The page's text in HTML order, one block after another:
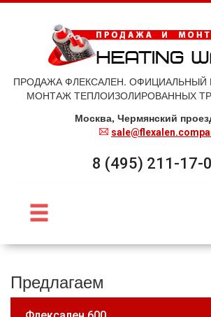
ПРОДАЖА ФЛЕКСАЛЕН. ОФИЦИАЛЬНЫЙ
МОНТАЖ ТЕПЛОИЗОЛИРОВАННЫХ
Москва, Чермянский
8 (495) 211-17-
Предлагаем